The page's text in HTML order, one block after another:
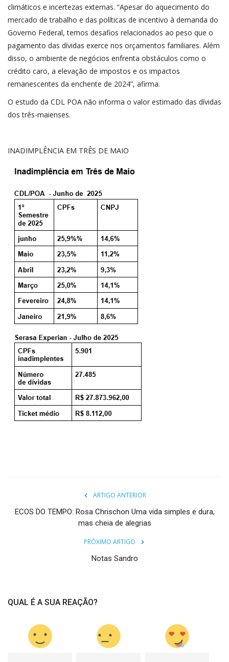
climáticos e incertezas externas. “Apesar do aquecimento do
mercado de trabalho e das políticas de incentivo à demanda do
Governo Federal, temos desafios relacionados ao peso que o
pagamento das dívidas exerce nos orçamentos familiares. Além
disso, o ambiente de negócios enfrenta obstáculos como o
crédito caro, a elevação de impostos e os impactos
remanescentes da enchente de 2024”, afirma.
O estudo da CDL POA não informa o valor estimado das dívidas
dos três-maienses.
INADIMPLÊNCIA EM TRÊS DE MAIO
ARTIGO ANTERIOR
ECOS DO TEMPO: Rosa Chrischon Uma vida simples e dura,
mas cheia de alegrias
PRÓXIMO ARTIGO
Notas Sandro
QUAL É A SUA REAÇÃO?